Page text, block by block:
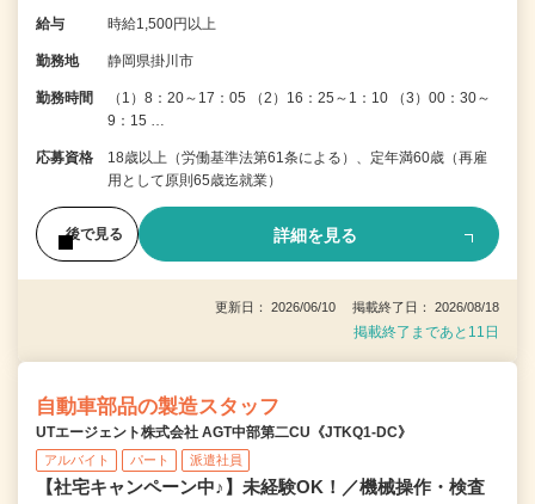
給与 時給1,500円以上
勤務地 静岡県掛川市
勤務時間
（1）8：20～17：05 （2）16：25～1：10 （3）00：30～
9：15 …
応募資格
18歳以上（労働基準法第61条による）、定年満60歳（再雇
用として原則65歳迄就業）
後で見る 詳細を見る
更新日： 2026/06/10 掲載終了日： 2026/08/18
掲載終了まであと11日
自動車部品の製造スタッフ
UTエージェント株式会社 AGT中部第二CU《JTKQ1-DC》
アルバイト パート 派遣社員
【社宅キャンペーン中♪】未経験OK！／機械操作・検査